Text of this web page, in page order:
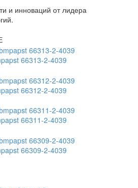
и инноваций от лидера
66313-2-4039
66312-2-4039
66311-2-4039
66309-2-4039